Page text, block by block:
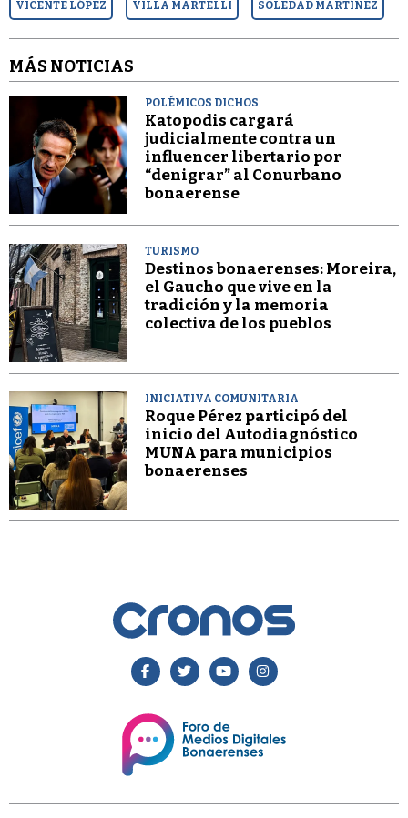
VICENTE LÓPEZ VILLA MARTELLI SOLEDAD MARTÍNEZ
MÁS NOTICIAS
POLÉMICOS DICHOS
Katopodis cargará
judicialmente contra un
influencer libertario por
“denigrar” al Conurbano
bonaerense
TURISMO
Destinos bonaerenses: Moreira,
el Gaucho que vive en la
tradición y la memoria
colectiva de los pueblos
INICIATIVA COMUNITARIA
Roque Pérez participó del
inicio del Autodiagnóstico
MUNA para municipios
bonaerenses